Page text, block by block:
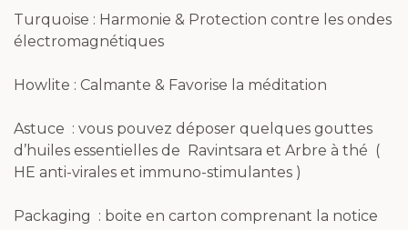
Turquoise : Harmonie & Protection contre les ondes
électromagnétiques
Howlite : Calmante & Favorise la méditation
Astuce : vous pouvez déposer quelques gouttes
d’huiles essentielles de Ravintsara et Arbre à thé (
HE anti-virales et immuno-stimulantes )
Packaging : boite en carton comprenant la notice